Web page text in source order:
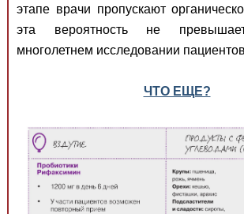
этапе врачи пропускают
эта вероятность не
многолетнем исследовании
ЧТО ЕЩЕ?